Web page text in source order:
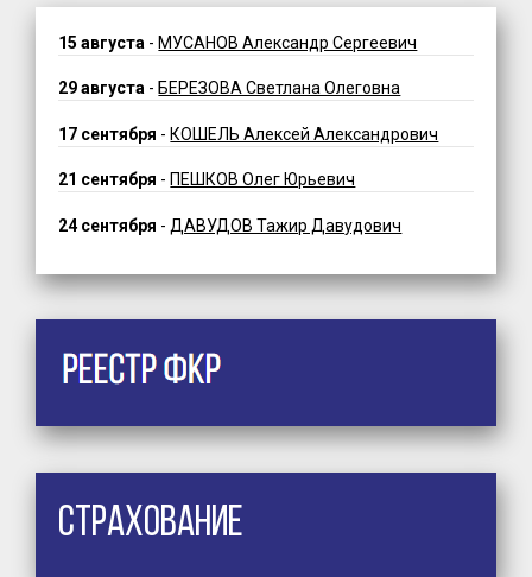
15 августа - МУСАНОВ Александр Сергеевич
29 августа - БЕРЕЗОВА Светлана Олеговна
17 сентября - КОШЕЛЬ Алексей Александрович
21 сентября - ПЕШКОВ Олег Юрьевич
24 сентября - ДАВУДОВ Тажир Давудович
Страхование